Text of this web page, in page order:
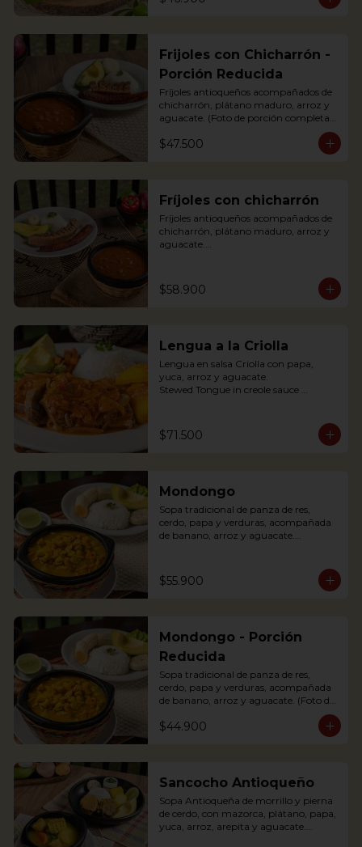
Frijoles con Chicharrón -
Porción Reducida
Fríjoles antioqueños acompañados de
chicharrón, plátano maduro, arroz y
aguacate. (Foto de porción completa).
cracklings, white rice, avocado and
$47.500
Fríjoles con chicharrón
Fríjoles antioqueños acompañados de
chicharrón, plátano maduro, arroz y
aguacate.
sweet plantain.
$58.900
Lengua a la Criolla
Lengua en salsa Criolla con papa,
yuca, arroz y aguacate.
Stewed Tongue in creole sauce
$71.500
Mondongo
Sopa tradicional de panza de res,
cerdo, papa y verduras, acompañada
de banano, arroz y aguacate.
vegetables. Accompanied with
banana, rice and avocado. You can add
$55.900
Mondongo - Porción
Reducida
Sopa tradicional de panza de res,
cerdo, papa y verduras, acompañada
de banano, arroz y aguacate. (Foto de
Mondongo is a traditional soup with
some lemon and coriander if you wish.
$44.900
Sancocho Antioqueño
Sopa Antioqueña de morrillo y pierna
de cerdo, con mazorca, plátano, papa,
yuca, arroz, arepita y aguacate.